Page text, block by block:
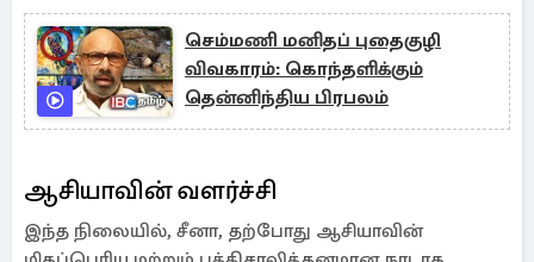
செம்மணி மனிதப் புதைகுழி
விவகாரம்: கொந்தளிக்கும்
தென்னிந்திய பிரபலம்
ஆசியாவின் வளர்ச்சி
இந்த நிலையில், சீனா, தற்போது ஆசியாவின்